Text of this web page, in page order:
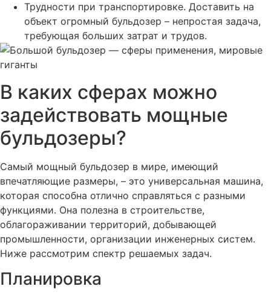
Трудности при транспортировке. Доставить на
объект огромный бульдозер – непростая задача,
требующая больших затрат и трудов.
В каких сферах можно
задействовать мощные
бульдозеры?
Самый мощный бульдозер в мире, имеющий
впечатляющие размеры, – это универсальная машина,
которая способна отлично справляться с разными
функциями. Она полезна в строительстве,
облагораживании территорий, добывающей
промышленности, организации инженерных систем.
Ниже рассмотрим спектр решаемых задач.
Планировка